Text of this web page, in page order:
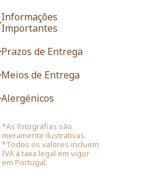
Informações
Importantes
Prazos de Entrega
Meios de Entrega
Alergénicos
*As fotografias são
meramente ilustrativas.
*Todos os valores incluem
IVA à taxa legal em vigor
em Portugal.